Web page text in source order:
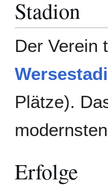
Stadion
Der Verein
Plätze).
Erfolge